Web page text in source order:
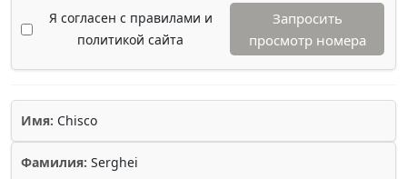
Я согласен с правилами и
политикой сайта
Запросить
просмотр номера
Имя: Chisco
Фамилия: Serghei